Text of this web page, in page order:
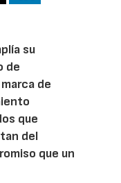
su
de
de
que
del
que un